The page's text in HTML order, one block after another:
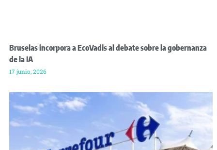
Bruselas incorpora a EcoVadis al debate sobre la gobernanza
de la IA
17 junio, 2026